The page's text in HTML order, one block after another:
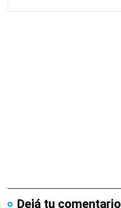
Dejá tu comentario